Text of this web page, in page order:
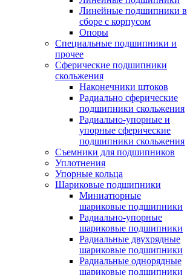
Линейные подшипники в
сборе с корпусом
Опоры
Специальные подшипники и
прочее
Сферические подшипники
скольжения
Наконечники штоков
Радиально сферические
подшипники скольжения
Радиально-упорные и
упорные сферические
подшипники скольжения
Съемники для подшипников
Уплотнения
Упорные кольца
Шариковые подшипники
Миниатюрные
шариковые подшипники
Радиально-упорные
шариковые подшипники
Радиальные двухрядные
шариковые подшипники
Радиальные однорядные
шариковые подшипники